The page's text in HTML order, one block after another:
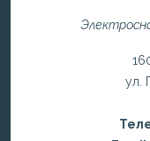
ул.